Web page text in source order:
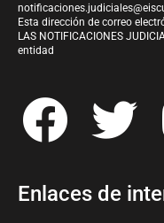
Esta dirección de correo
LAS NOTIFICACIONES
entidad
Enlaces de